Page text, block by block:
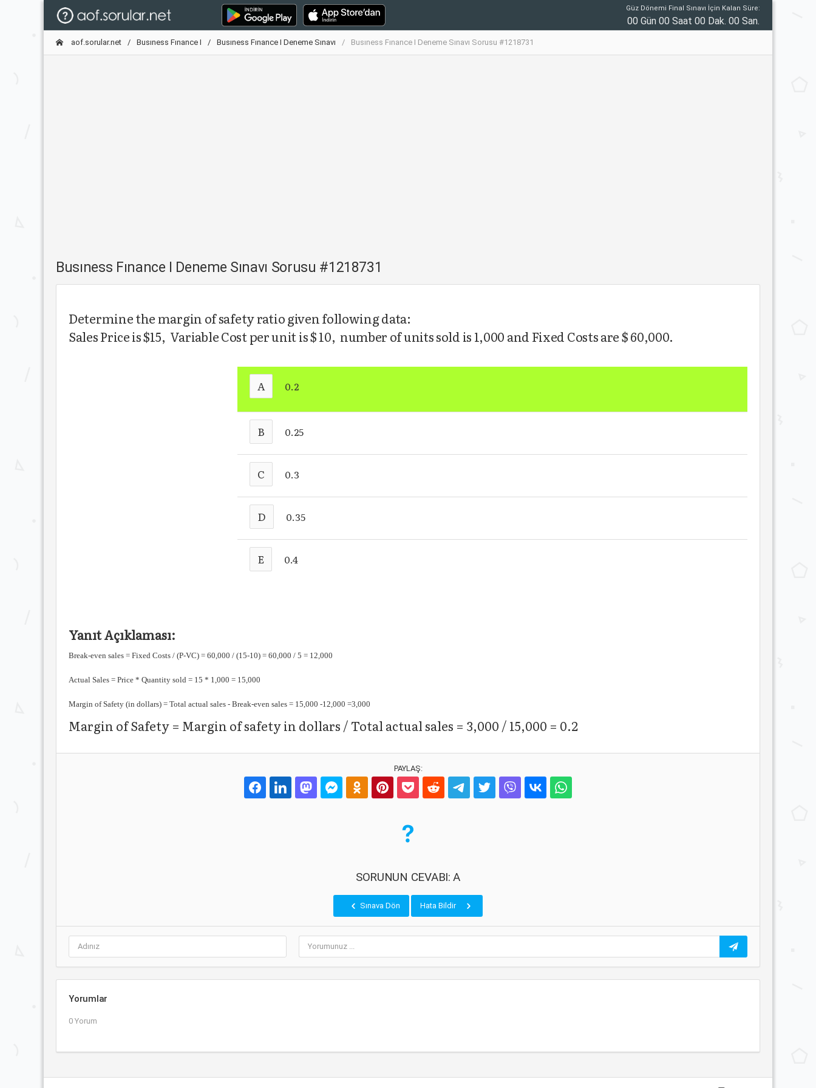
Güz Dönemi Final Sınavı İçin Kalan Süre:
00 Gün 00 Saat 00 Dak. 00 San.
aof.sorular.net Busıness Fınance I Busıness Fınance I Deneme Sınavı Busıness Fınance I Deneme Sınavı Sorusu #1218731
Busıness Fınance I Deneme Sınavı Sorusu #1218731
Determine the margin of safety ratio given following data:
Sales Price is $15, Variable Cost per unit is $ 10, number of units sold is 1,000 and Fixed Costs are $ 60,000.
A 0.2
B 0.25
C 0.3
D 0.35
E 0.4
Yanıt Açıklaması:
Break-even sales = Fixed Costs / (P-VC) = 60,000 / (15-10) = 60,000 / 5 = 12,000
Actual Sales = Price * Quantity sold = 15 * 1,000 = 15,000
Margin of Safety (in dollars) = Total actual sales - Break-even sales = 15,000 -12,000 =3,000
Margin of Safety = Margin of safety in dollars / Total actual sales = 3,000 / 15,000 = 0.2
PAYLAŞ:
SORUNUN CEVABI: A
Sınava Dön Hata Bildir
Yorumlar
0 Yorum